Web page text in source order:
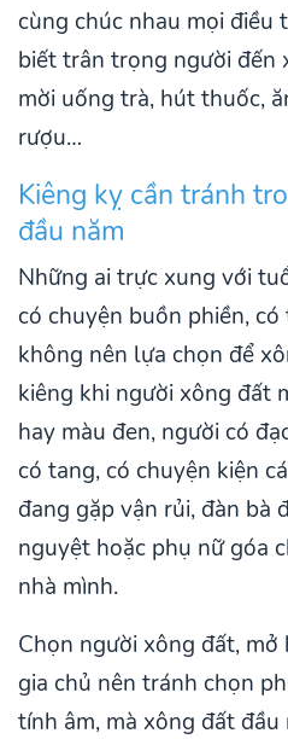
cùng chúc nhau mọi điều
biết trân trọng người đến
mời uống trà, hút thuốc,
rượu…
Kiêng kỵ cần tránh
đầu năm
Những ai trực xung với
có chuyện buồn phiền,
không nên lựa chọn để
kiêng khi người xông đất
hay màu đen, người có
có tang, có chuyện kiện
đang gặp vận rủi, đàn bà
nguyệt hoặc phụ nữ góa
nhà mình.
Chọn người xông đất, mở
gia chủ nên tránh chọn
tính âm, mà xông đất